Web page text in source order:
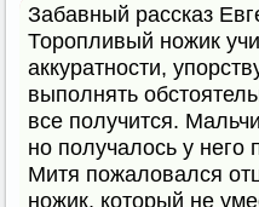
Забавный рассказ
Торопливый ножик
аккуратности,
выполнять
все получится.
но получалось у него
Митя пожаловался
ножик, который не